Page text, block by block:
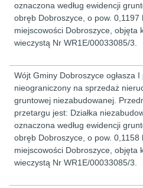
oznaczona według ewidencji
obręb Dobroszyce, o pow. 0,1197
miejscowości Dobroszyce, objęta
wieczystą Nr WR1E/00033085/3.
Wójt Gminy Dobroszyce ogłasza
nieograniczony na sprzedaż
gruntowej niezabudowanej.
przetargu jest: Działka
oznaczona według ewidencji
obręb Dobroszyce, o pow. 0,1158
miejscowości Dobroszyce, objęta
wieczystą Nr WR1E/00033085/3.